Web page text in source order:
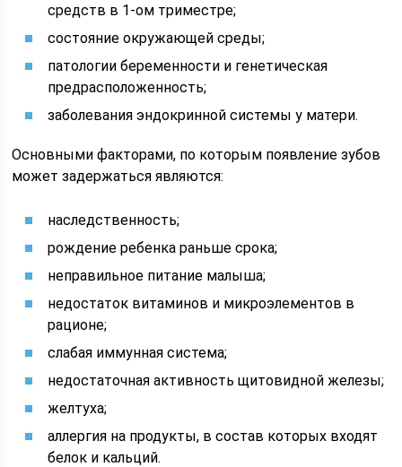
средств в 1-ом триместре;
состояние окружающей среды;
патологии беременности и генетическая
предрасположенность;
заболевания эндокринной системы у матери.
Основными факторами, по которым появление зубов
может задержаться являются:
наследственность;
рождение ребенка раньше срока;
неправильное питание малыша;
недостаток витаминов и микроэлементов в
рационе;
слабая иммунная система;
недостаточная активность щитовидной железы;
желтуха;
аллергия на продукты, в состав которых входят
белок и кальций.